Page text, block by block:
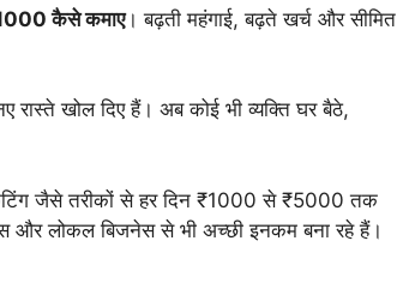
कैसे कमाए। बढ़ती महंगाई, बढ़ते खर्च और सीमित
खोल दिए हैं। अब कोई भी व्यक्ति घर बैठे,
जैसे तरीकों से हर दिन ₹1000 से ₹5000 तक
और लोकल बिजनेस से भी अच्छी इनकम बना रहे हैं।